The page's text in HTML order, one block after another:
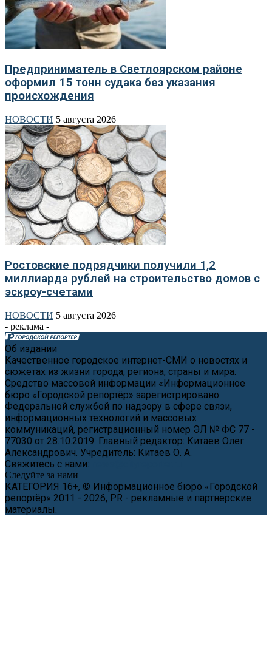
Предприниматель в Светлоярском районе
оформил 15 тонн судака без указания
происхождения
НОВОСТИ 5 августа 2026
Ростовские подрядчики получили 1,2
миллиарда рублей на строительство домов с
эскроу-счетами
НОВОСТИ 5 августа 2026
- реклама -
Об издании
Качественное городское интернет-СМИ о новостях и
сюжетах из жизни города, региона, страны и мира.
Средство массовой информации «Информационное
бюро «Городской репортёр» зарегистрировано
Федеральной службой по надзору в сфере связи,
информационных технологий и массовых
коммуникаций, регистрационный номер ЭЛ № ФС 77 -
77030 от 28.10.2019. Главный редактор: Китаев Олег
Александрович. Учредитель: Китаев О. А.
Свяжитесь с нами:
Следуйте за нами
КАТЕГОРИЯ 16+, © Информационное бюро «Городской
репортёр» 2011 - 2026, PR - рекламные и партнерские
материалы.